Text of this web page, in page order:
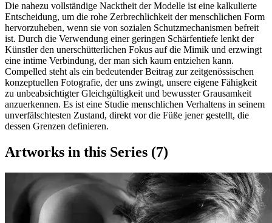
Die nahezu vollständige Nacktheit der Modelle ist eine kalkulierte
Entscheidung, um die rohe Zerbrechlichkeit der menschlichen Form
hervorzuheben, wenn sie von sozialen Schutzmechanismen befreit
ist. Durch die Verwendung einer geringen Schärfentiefe lenkt der
Künstler den unerschütterlichen Fokus auf die Mimik und erzwingt
eine intime Verbindung, der man sich kaum entziehen kann.
Compelled steht als ein bedeutender Beitrag zur zeitgenössischen
konzeptuellen Fotografie, der uns zwingt, unsere eigene Fähigkeit
zu unbeabsichtigter Gleichgültigkeit und bewusster Grausamkeit
anzuerkennen. Es ist eine Studie menschlichen Verhaltens in seinem
unverfälschtesten Zustand, direkt vor die Füße jener gestellt, die
dessen Grenzen definieren.
Artworks in this Series (7)